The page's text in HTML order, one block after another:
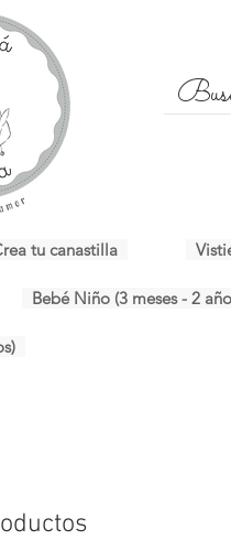
tu canastilla
Bebé Niño (3 meses - 2